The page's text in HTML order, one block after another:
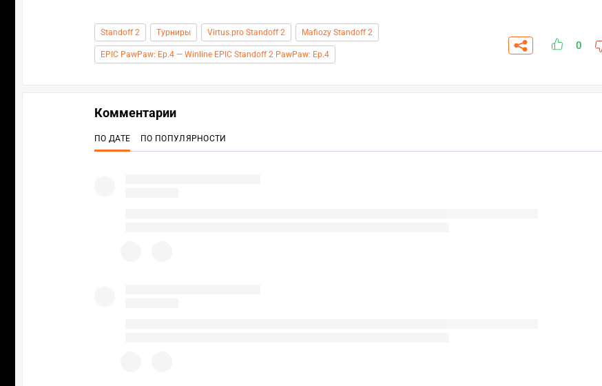
Standoff 2 Турниры Virtus.pro Standoff 2 Mafiozy Standoff 2
EPIC PawPaw: Ep.4 — Winline EPIC Standoff 2 PawPaw: Ep.4
0
Комментарии
ПО ДАТЕ ПО ПОПУЛЯРНОСТИ